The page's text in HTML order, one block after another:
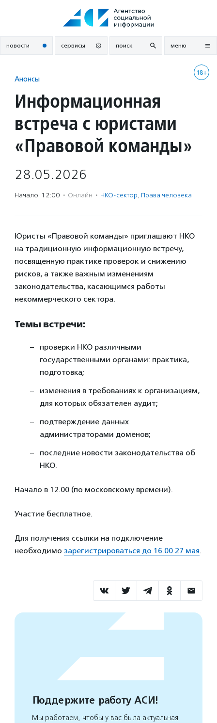
новости сервисы поиск меню
18+
Анонсы
Информационная
встреча с юристами
«Правовой команды»
28.05.2026
Начало: 12:00 · Онлайн · НКО-сектор, Права человека
Юристы «Правовой команды» приглашают НКО
на традиционную информационную встречу,
посвященную практике проверок и снижению
рисков, а также важным изменениям
законодательства, касающимся работы
некоммерческого сектора.
Темы встречи:
проверки НКО различными
государственными органами: практика,
подготовка;
изменения в требованиях к организациям,
для которых обязателен аудит;
подтверждение данных
администраторами доменов;
последние новости законодательства об
НКО.
Начало в 12.00 (по московскому времени).
Участие бесплатное.
Для получения ссылки на подключение
необходимо зарегистрироваться до 16.00 27 мая.
Поддержите работу АСИ!
Мы работаем, чтобы у вас была актуальная